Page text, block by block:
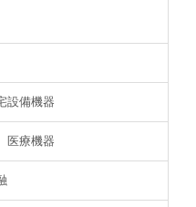
設備機器
医療機器